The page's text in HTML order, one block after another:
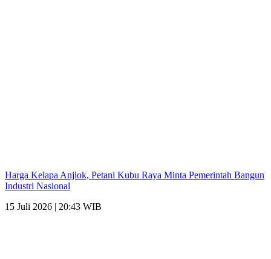
Harga Kelapa Anjlok, Petani Kubu Raya Minta Pemerintah Bangun
Industri Nasional
15 Juli 2026 | 20:43 WIB